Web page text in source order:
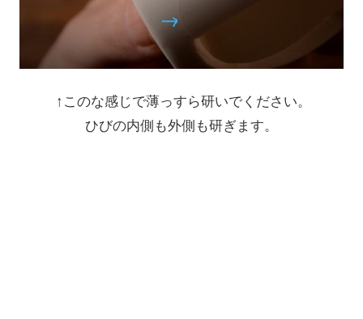
↑このな感じで薄っすら研いでください。
ひびの内側も外側も研ぎます。